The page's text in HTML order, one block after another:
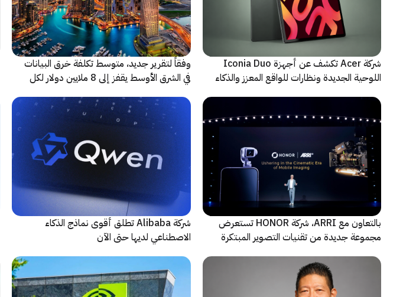
شركة Acer تكشف عن أجهزة Iconia Duo
اللوحية الجديدة ونظارات للواقع المعزز والذكاء
وفقاً لتقرير جديد، متوسط تكلفة خرق البيانات
في الشرق الأوسط يقفز إلى 8 ملايين دولار لكل
بالتعاون مع ARRI، شركة HONOR تستعرض
مجموعة جديدة من تقنيات التصوير المبتكرة
شركة Alibaba تطلق أقوى نماذج الذكاء
الاصطناعي لديها حتى الآن